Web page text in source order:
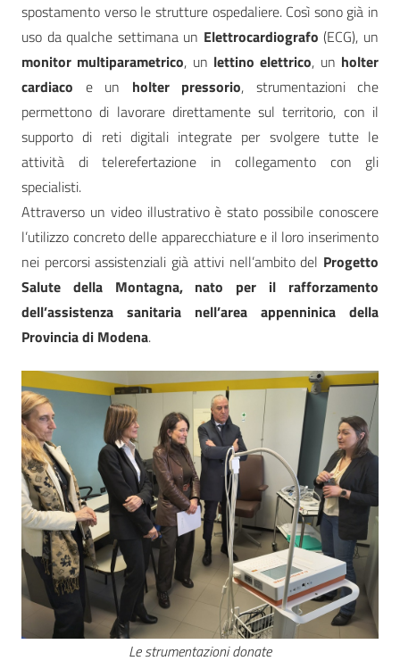
spostamento verso le strutture ospedaliere. Così sono già in
uso da qualche settimana un Elettrocardiografo (ECG), un
monitor multiparametrico, un lettino elettrico, un holter
cardiaco e un holter pressorio, strumentazioni che
permettono di lavorare direttamente sul territorio, con il
supporto di reti digitali integrate per svolgere tutte le
attività di telerefertazione in collegamento con gli
specialisti.
Attraverso un video illustrativo è stato possibile conoscere
l’utilizzo concreto delle apparecchiature e il loro inserimento
nei percorsi assistenziali già attivi nell’ambito del Progetto
Salute della Montagna, nato per il rafforzamento
dell’assistenza sanitaria nell’area appenninica della
Provincia di Modena.
Le strumentazioni donate